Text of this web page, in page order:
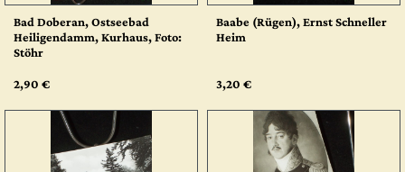
Bad Doberan, Ostseebad
Heiligendamm, Kurhaus, Foto:
Stöhr
2,90 €
Baabe (Rügen), Ernst Schneller
Heim
3,20 €